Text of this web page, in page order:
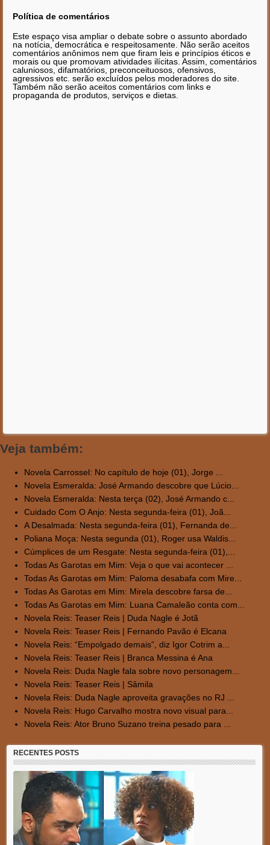
Política de comentários
Este espaço visa ampliar o debate sobre o assunto abordado
na notícia, democrática e respeitosamente. Não serão aceitos
comentários anônimos nem que firam leis e princípios éticos e
morais ou que promovam atividades ilícitas. Assim, comentários
caluniosos, difamatórios, preconceituosos, ofensivos,
agressivos etc. serão excluídos pelos moderadores do site.
Também não serão aceitos comentários com links e
propaganda de produtos, serviços e dietas.
Veja também:
Novela Carrossel: No capítulo de hoje (01), Jorge ...
Novela Esmeralda: José Armando descobre que Lúcio...
Novela Esmeralda: Nesta terça (02), José Armando c...
Cuidado Com O Anjo: Nesta segunda-feira (01), Joã...
A Desalmada: Nesta segunda-feira (01), Fernanda de...
Poliana Moça: Nesta segunda (01), Roger usa Waldis...
Cúmplices de um Resgate: Nesta segunda-feira (01),...
Todas As Garotas em Mim: Veja o que vai acontecer ...
Todas As Garotas em Mim: Paloma desabafa com Mire...
Todas As Garotas em Mim: Mirela descobre farsa de...
Todas As Garotas em Mim: Luana Camaleão conta com...
Novela Reis: Teaser Reis | Duda Nagle é Jotã
Novela Reis: Teaser Reis | Fernando Pavão é Elcana
Novela Reis: “Empolgado demais”, diz Igor Cotrim a...
Novela Reis: Teaser Reis | Branca Messina é Ana
Novela Reis: Duda Nagle fala sobre novo personagem...
Novela Reis: Teaser Reis | Sâmila
Novela Reis: Duda Nagle aproveita gravações no RJ ...
Novela Reis: Hugo Carvalho mostra novo visual para...
Novela Reis: Ator Bruno Suzano treina pesado para ...
RECENTES POSTS